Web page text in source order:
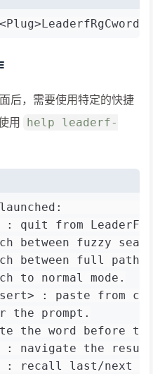
后，需要使用特定的快捷
用 help leaderf-
launched:
quit from LeaderF.
between fuzzy
between full path
to normal mode.
: paste from
the prompt.
the word before
: navigate the
: recall last/next